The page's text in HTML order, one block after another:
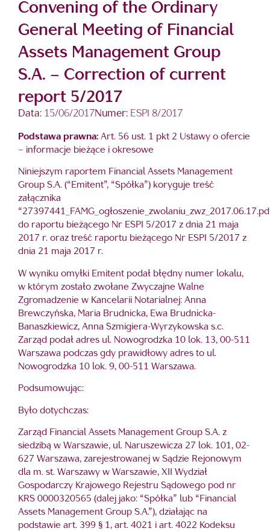
Convening of the Ordinary
General Meeting of Financial
Assets Management Group
S.A. – Correction of current
report 5/2017
Data: 15/06/2017Numer: ESPI 8/2017
Podstawa prawna: Art. 56 ust. 1 pkt 2 Ustawy o ofercie
– informacje bieżące i okresowe
Niniejszym raportem Financial Assets Management
Group S.A. (“Emitent”, “Spółka”) koryguje treść
załącznika
do raportu bieżącego Nr ESPI 5/2017 z dnia 21 maja
2017 r. oraz treść raportu bieżącego Nr ESPI 5/2017 z
dnia 21 maja 2017 r.
W wyniku omyłki Emitent podał błędny numer lokalu,
w którym zostało zwołane Zwyczajne Walne
Zgromadzenie w Kancelarii Notarialnej: Anna
Brewczyńska, Maria Brudnicka, Ewa Brudnicka-
Banaszkiewicz, Anna Szmigiera-Wyrzykowska s.c.
Zarząd podał adres ul. Nowogrodzka 10 lok. 13, 00-511
Warszawa podczas gdy prawidłowy adres to ul.
Nowogrodzka 10 lok. 9, 00-511 Warszawa.
Podsumowując:
Było dotychczas:
Zarząd Financial Assets Management Group S.A. z
siedzibą w Warszawie, ul. Naruszewicza 27 lok. 101, 02-
627 Warszawa, zarejestrowanej w Sądzie Rejonowym
dla m. st. Warszawy w Warszawie, XII Wydział
Gospodarczy Krajowego Rejestru Sądowego pod nr
KRS 0000320565 (dalej jako: “Spółka” lub “Financial
Assets Management Group S.A.”), działając na
podstawie art. 399 § 1, art. 4021 i art. 4022 Kodeksu